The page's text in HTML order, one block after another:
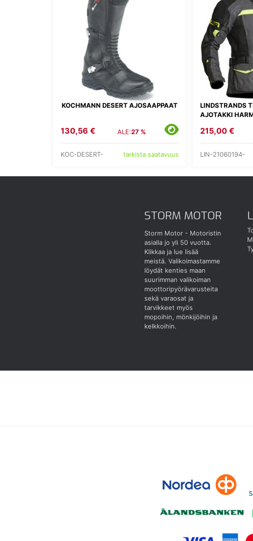
KOCHMANN DESERT AJOSAAPPAAT
130,56 € ALE:27 %
KOC-DESERT- tarkista saatavuus
LINDSTRANDS
AJOTAKKI
215,00 €
LIN-21060194-
STORM MOTOR
Storm Motor - Motoristin
asialla jo yli 50 vuotta.
Klikkaa ja lue lisää
meistä. Valikoimastamme
löydät kenties maan
suurimman valikoiman
moottoripyörävarusteita
sekä varaosat ja
tarvikkeet myös
mopoihin, mönkijöihin ja
kelkkoihin.